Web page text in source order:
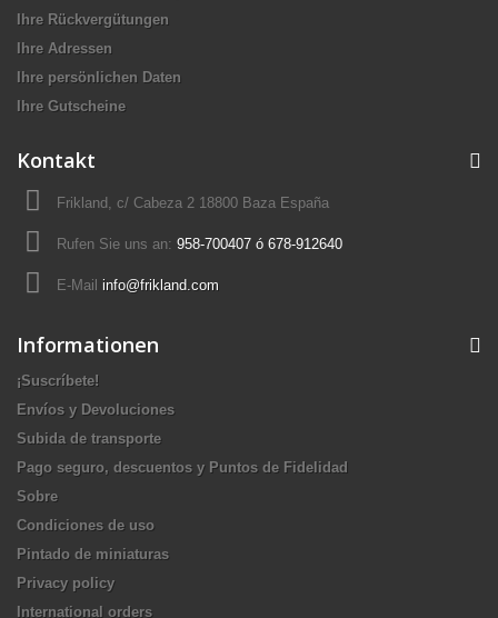
Ihre Rückvergütungen
Ihre Adressen
Ihre persönlichen Daten
Ihre Gutscheine
Kontakt
Frikland, c/ Cabeza 2 18800 Baza España
Rufen Sie uns an: 958-700407 ó 678-912640
E-Mail info@frikland.com
Informationen
¡Suscríbete!
Envíos y Devoluciones
Subida de transporte
Pago seguro, descuentos y Puntos de Fidelidad
Sobre
Condiciones de uso
Pintado de miniaturas
Privacy policy
International orders